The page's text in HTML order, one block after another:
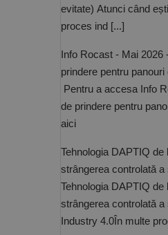
evitate) Atunci când
proces ind [...]
Info Rocast - Mai 2026
prindere pentru panouri
Pentru a accesa Info
de prindere pentru
aici
Tehnologia DAPTIQ de
strângerea controlată a
Tehnologia DAPTIQ de
strângerea controlată
Industry 4.0În multe